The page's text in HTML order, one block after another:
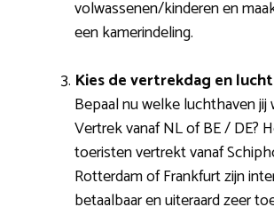
volwassenen/kinderen en
een kamerindeling.
Kies de vertrekdag en
Bepaal nu welke luchthaven jij
Vertrek vanaf NL of BE / DE?
toeristen vertrekt vanaf
Rotterdam of Frankfurt zijn
betaalbaar en uiteraard zeer